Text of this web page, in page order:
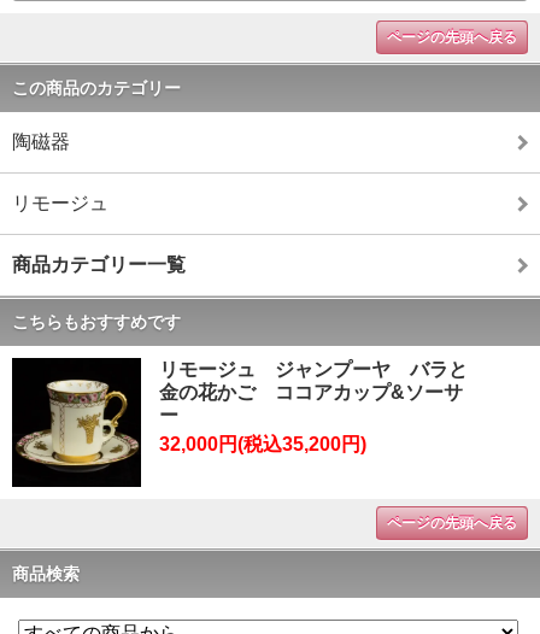
ページの先頭へ戻る
この商品のカテゴリー
陶磁器
リモージュ
商品カテゴリー一覧
こちらもおすすめです
リモージュ ジャンプーヤ バラと
金の花かご ココアカップ&ソーサ
ー
32,000円(税込35,200円)
ページの先頭へ戻る
商品検索